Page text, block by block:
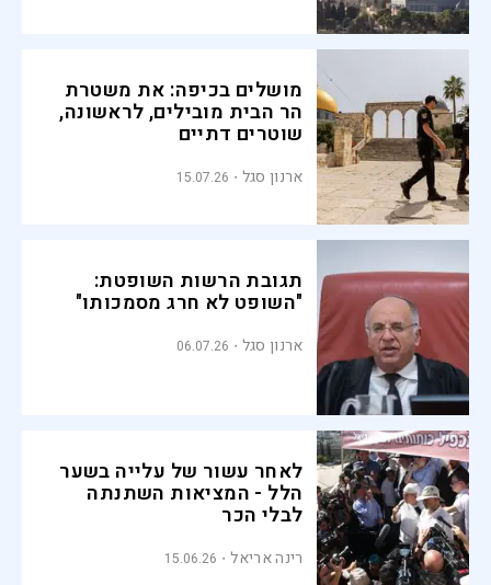
מושלים בכיפה: את משטרת
הר הבית מובילים, לראשונה,
שוטרים דתיים
ארנון סגל 15.07.26
תגובת הרשות השופטת:
"השופט לא חרג מסמכותו"
ארנון סגל 06.07.26
לאחר עשור של עלייה בשער
הלל - המציאות השתנתה
לבלי הכר
רינה אריאל 15.06.26